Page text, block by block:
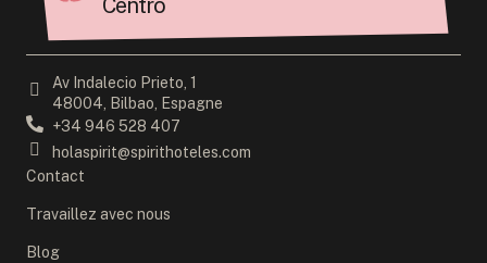
Av Indalecio Prieto, 1
48004, Bilbao, Espagne
+34 946 528 407
holaspirit@spirithoteles.com
Contact
Travaillez avec nous
Blog